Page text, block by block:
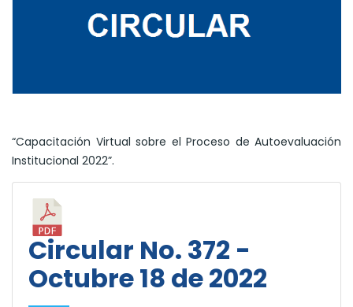
“Capacitación Virtual sobre el Proceso de Autoevaluación
Institucional 2022”.
Circular No. 372 -
Octubre 18 de 2022